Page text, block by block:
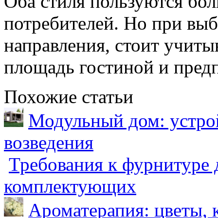
потребителей. Но при
направления, стоит
площадь гостиной и
Похожие статьи
Модульный дом:
возведения
Требования к фурнитуре
комплектующих
Ароматерапия: цветы,